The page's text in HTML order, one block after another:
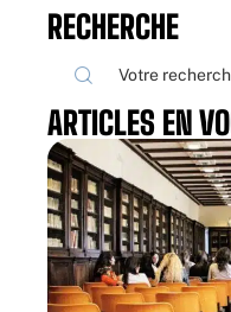
RECHERCHE
ARTICLES EN